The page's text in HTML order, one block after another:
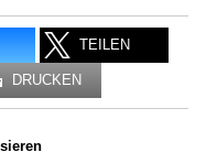
TEILEN
DRUCKEN